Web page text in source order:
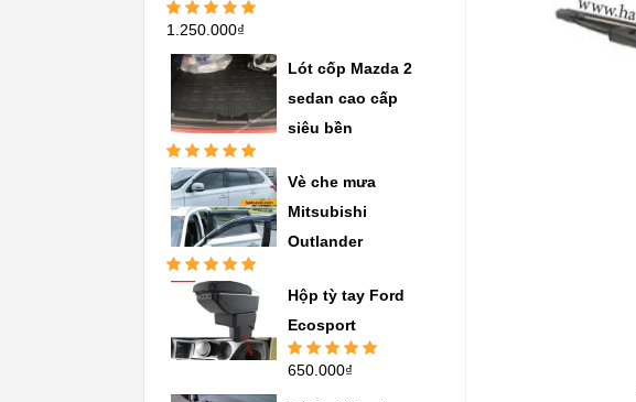
Được xếp
sao
1.250.000₫
Lót cốp Mazda 2
sedan cao cấp
siêu bền
Được xếp
hạng5.005
sao
Vè che mưa
Mitsubishi
Outlander
Được xếp
hạng5.00
Hộp tỳ tay Ford
Ecosport
Được xếp
650.000₫